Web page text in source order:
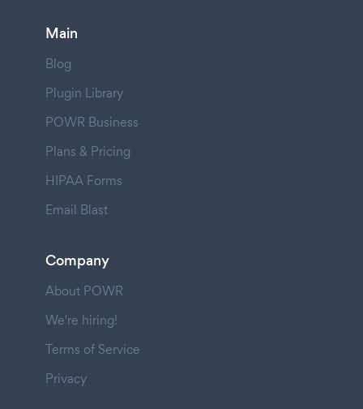
Main
Blog
Plugin Library
POWR Business
Plans & Pricing
HIPAA Forms
Email Blast
Company
About POWR
We're hiring!
Terms of Service
Privacy